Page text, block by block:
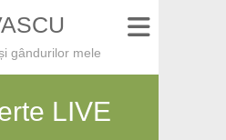
gândurilor mele
LIVE